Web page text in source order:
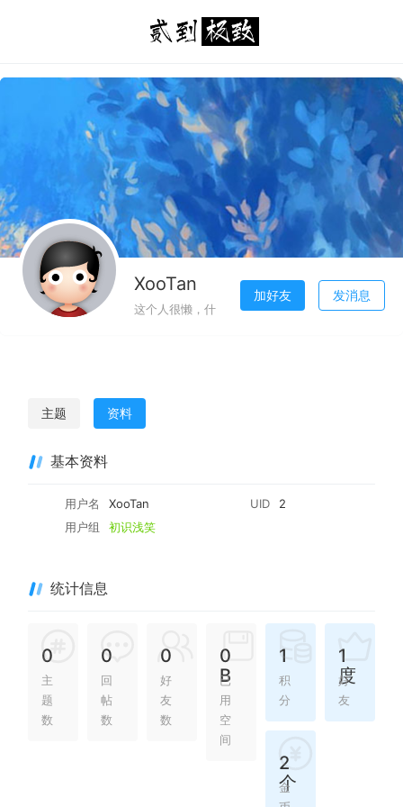
加好友 发消息
XooTan
初识浅笑
这个人很懒，什
主题 资料
基本资料
用户名 XooTan UID
2
用户组
初识浅笑
统计信息
0
主
题
数
0
回
帖
数
0
好
友
数
0
B
已
用
空
间
1
积
分
1
度
好
友
2
个
金